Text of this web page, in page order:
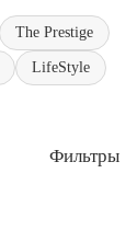
The Prestige
LifeStyle
Фильтры